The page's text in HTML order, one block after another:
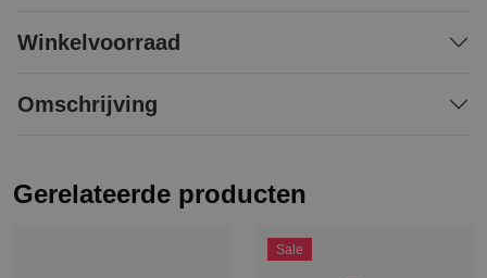
Winkelvoorraad
Omschrijving
Gerelateerde producten
Sale